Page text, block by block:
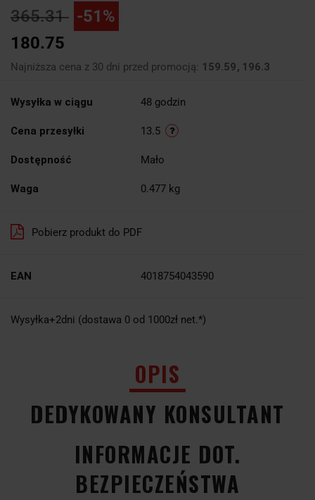
365.31
-51%
180.75
Najniższa cena z 30 dni przed promocją: 159.59 196.3
Wysyłka w ciągu 48 godzin
Cena przesyłki 13.5
Dostępność Mało
Waga 0.477 kg
Pobierz produkt do PDF
EAN 4018754043590
Wysyłka+2dni (dostawa 0 od 1000zł net.*)
OPIS
DEDYKOWANY KONSULTANT
INFORMACJE DOT.
BEZPIECZEŃSTWA